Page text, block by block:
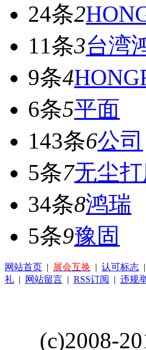
24条2
11条3台湾
9条4
6条5平面
143条6公司
5条7无尘
34条8鸿瑞
5条9豫固
网站首页 | 展会互换 | 认可标志 |
礼 | 网站留言 | RSS订阅 | 违规
(c)2008-